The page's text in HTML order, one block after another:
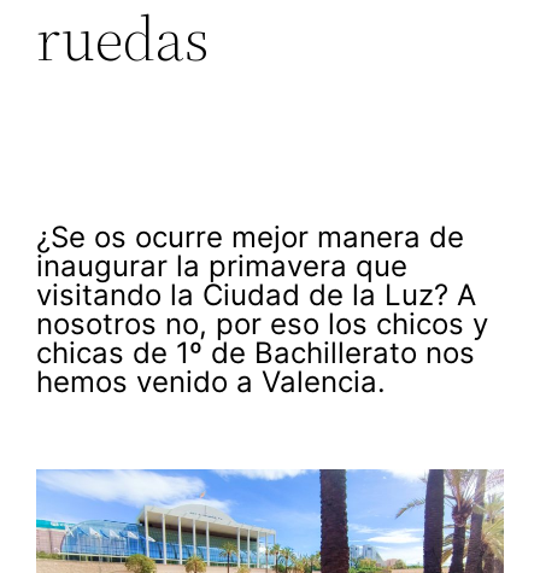
ruedas
¿Se os ocurre mejor manera de
inaugurar la primavera que
visitando la Ciudad de la Luz? A
nosotros no, por eso los chicos y
chicas de 1º de Bachillerato nos
hemos venido a Valencia.